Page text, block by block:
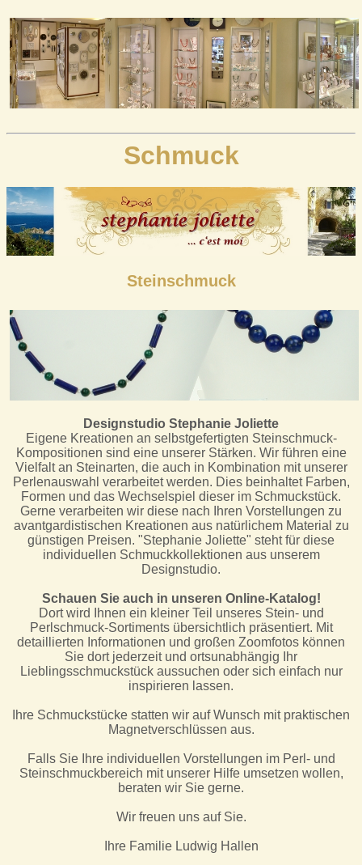
Schmuck
Steinschmuck
Designstudio Stephanie Joliette
Eigene Kreationen an selbstgefertigten Steinschmuck-
Kompositionen sind eine unserer Stärken. Wir führen eine
Vielfalt an Steinarten, die auch in Kombination mit unserer
Perlenauswahl verarbeitet werden. Dies beinhaltet Farben,
Formen und das Wechselspiel dieser im Schmuckstück.
Gerne verarbeiten wir diese nach Ihren Vorstellungen zu
avantgardistischen Kreationen aus natürlichem Material zu
günstigen Preisen. "Stephanie Joliette" steht für diese
individuellen Schmuckkollektionen aus unserem
Designstudio.
Schauen Sie auch in unseren Online-Katalog!
Dort wird Ihnen ein kleiner Teil unseres Stein- und
Perlschmuck-Sortiments übersichtlich präsentiert. Mit
detaillierten Informationen und großen Zoomfotos können
Sie dort jederzeit und ortsunabhängig Ihr
Lieblingsschmuckstück aussuchen oder sich einfach nur
inspirieren lassen.
Ihre Schmuckstücke statten wir auf Wunsch mit praktischen
Magnetverschlüssen aus.
Falls Sie Ihre individuellen Vorstellungen im Perl- und
Steinschmuckbereich mit unserer Hilfe umsetzen wollen,
beraten wir Sie gerne.
Wir freuen uns auf Sie.
Ihre Familie Ludwig Hallen